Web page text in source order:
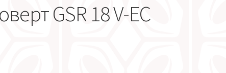
GSR 18 V-EC